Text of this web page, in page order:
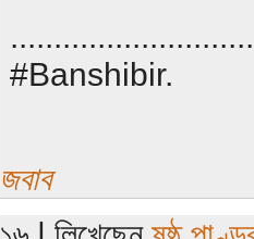
#Banshibir.
জবাব